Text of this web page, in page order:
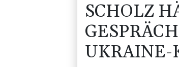
SCHOLZ
UKRAINE-